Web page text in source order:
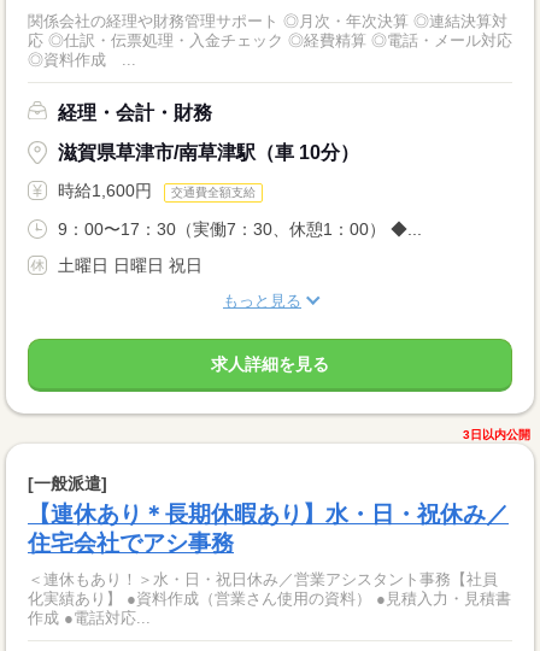
関係会社の経理や財務管理サポート ◎月次・年次決算 ◎連結決算対
応 ◎仕訳・伝票処理・入金チェック ◎経費精算 ◎電話・メール対応
◎資料作成 ...
経理・会計・財務
滋賀県草津市/南草津駅（車 10分）
時給1,600円 交通費全額支給
9：00〜17：30（実働7：30、休憩1：00） ◆...
土曜日 日曜日 祝日
もっと見る
求人詳細を見る
3日以内公開
[一般派遣]
【連休あり＊長期休暇あり】水・日・祝休み／
住宅会社でアシ事務
＜連休もあり！＞水・日・祝日休み／営業アシスタント事務【社員
化実績あり】 ●資料作成（営業さん使用の資料） ●見積入力・見積書
作成 ●電話対応...